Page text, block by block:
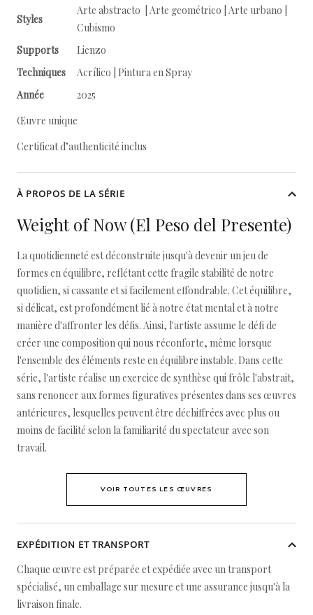
Styles
Arte abstracto | Arte geométrico | Arte urbano |
Cubismo
Supports
Lienzo
Techniques
Acrílico | Pintura en Spray
Année
2025
Œuvre unique
Certificat d’authenticité inclus
À PROPOS DE LA SÉRIE
Weight of Now (El Peso del Presente)
La quotidienneté est déconstruite jusqu'à devenir un jeu de
formes en équilibre, reflétant cette fragile stabilité de notre
quotidien, si cassante et si facilement effondrable. Cet équilibre,
si délicat, est profondément lié à notre état mental et à notre
manière d'affronter les défis. Ainsi, l'artiste assume le défi de
créer une composition qui nous réconforte, même lorsque
l'ensemble des éléments reste en équilibre instable. Dans cette
série, l'artiste réalise un exercice de synthèse qui frôle l'abstrait,
sans renoncer aux formes figuratives présentes dans ses œuvres
antérieures, lesquelles peuvent être déchiffrées avec plus ou
moins de facilité selon la familiarité du spectateur avec son
travail.
VOIR TOUTES LES ŒUVRES
EXPÉDITION ET TRANSPORT
Chaque œuvre est préparée et expédiée avec un transport
spécialisé, un emballage sur mesure et une assurance jusqu'à la
livraison finale.